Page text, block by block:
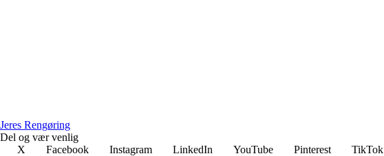
Jeres Rengøring
Del og vær venlig
X
Facebook Instagram LinkedIn YouTube Pinterest TikTok